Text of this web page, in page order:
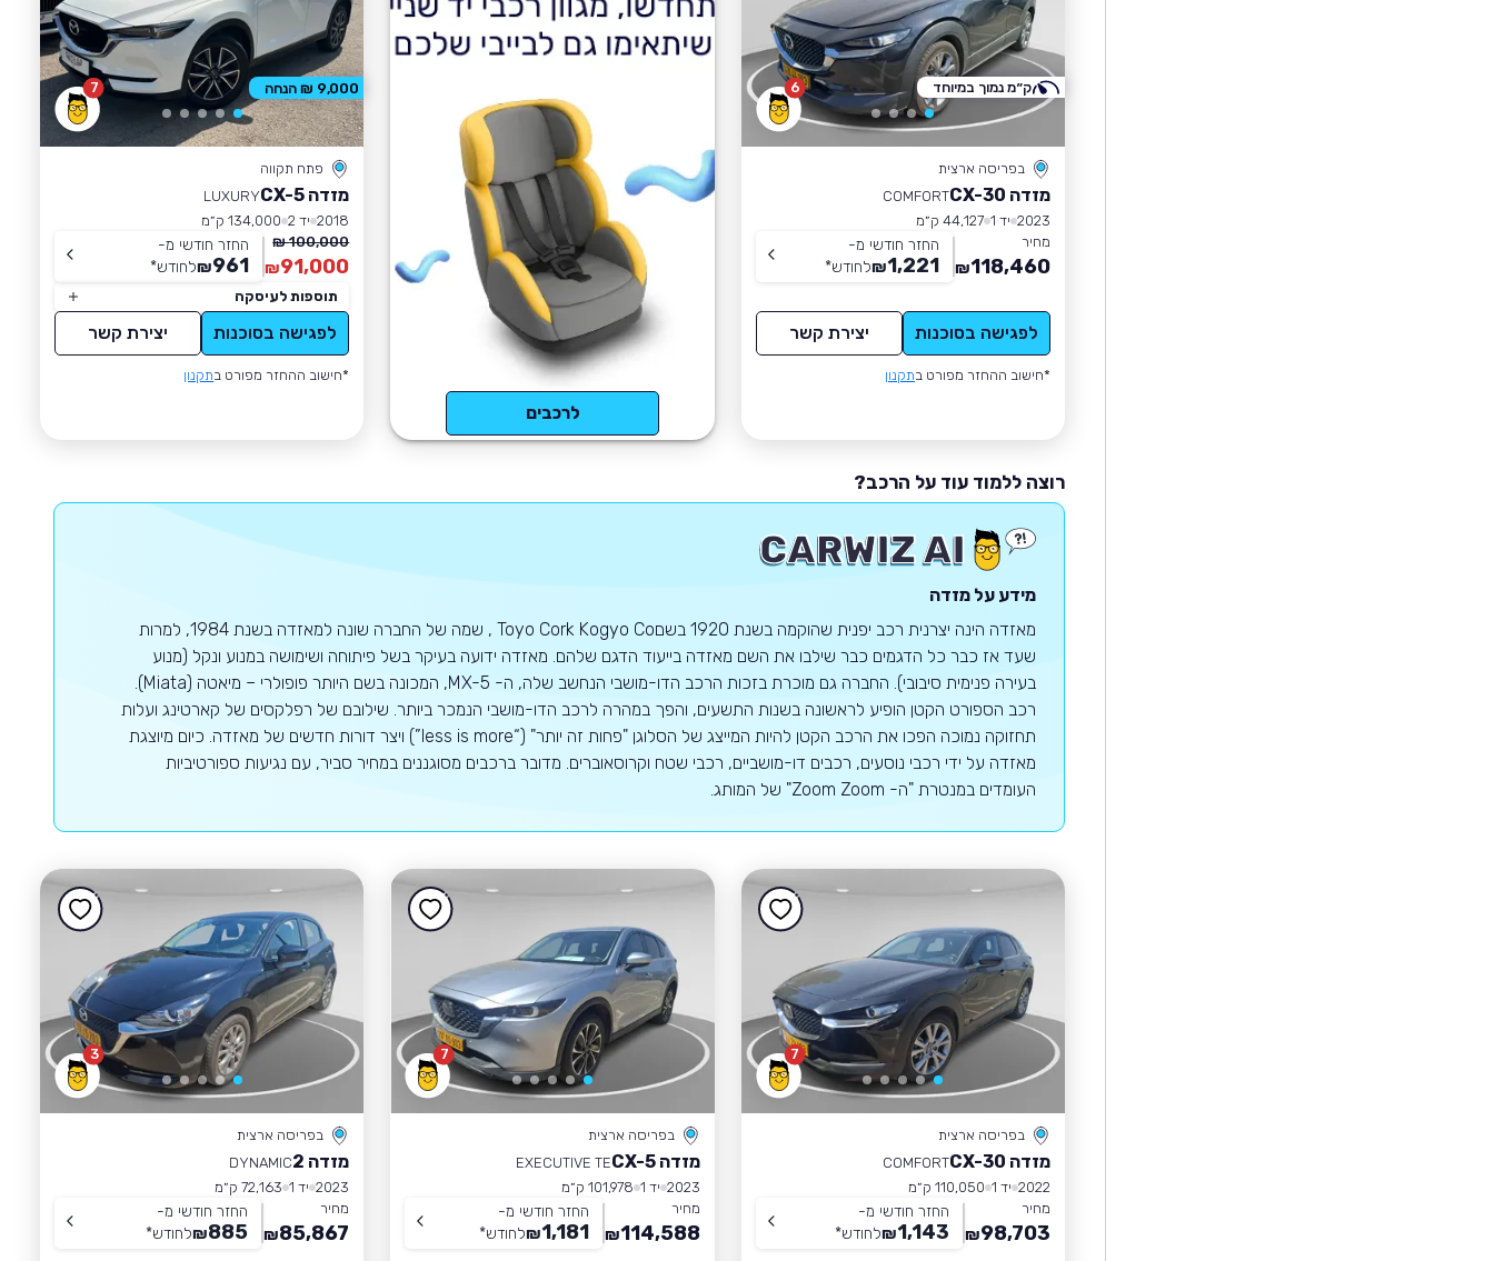
6
בפריסה ארצית
מזדה CX-30
COMFORT
2023 יד 1
44,127 ק״מ
מחיר
118,460
₪
החזר חודשי מ-
1,221
₪לחודש*
לפגישה בסוכנות יצירת קשר
*חישוב ההחזר מפורט בתקנון
ק״מ נמוך במיוחד
לרכבים
7
פתח תקווה
מזדה CX-5
LUXURY
2018 יד 2
134,000 ק״מ
100,000 ₪
91,000
₪
החזר חודשי מ-
961
₪לחודש*
תוספות לעיסקה
לפגישה בסוכנות יצירת קשר
*חישוב ההחזר מפורט בתקנון
9,000 ₪ הנחה
רוצה ללמוד עוד על הרכב?
מידע על מזדה
מאזדה הינה יצרנית רכב יפנית שהוקמה בשנת 1920 בשםToyo Cork Kogyo Co , שמה של החברה שונה למאזדה בשנת 1984, למרות
שעד אז כבר כל הדגמים כבר שילבו את השם מאזדה בייעוד הדגם שלהם. מאזדה ידועה בעיקר בשל פיתוחה ושימושה במנוע ונקל (מנוע
בעירה פנימית סיבובי). החברה גם מוכרת בזכות הרכב הדו-מושבי הנחשב שלה, ה- MX-5, המכונה בשם היותר פופולרי – מיאטה (Miata).
רכב הספורט הקטן הופיע לראשונה בשנות התשעים, והפך במהרה לרכב הדו-מושבי הנמכר ביותר. שילובם של רפלקסים של קארטינג ועלות
תחזוקה נמוכה הפכו את הרכב הקטן להיות המייצג של הסלוגן "פחות זה יותר" (“less is more”) ויצר דורות חדשים של מאזדה. כיום מיוצגת
מאזדה על ידי רכבי נוסעים, רכבים דו-מושביים, רכבי שטח וקרוסאוברים. מדובר ברכבים מסוגננים במחיר סביר, עם נגיעות ספורטיביות
העומדים במנטרת "ה- Zoom Zoom" של המותג.
7
בפריסה ארצית
מזדה CX-30
COMFORT
2022 יד 1
110,050 ק״מ
מחיר
98,703
₪
החזר חודשי מ-
1,143
₪לחודש*
7
בפריסה ארצית
מזדה CX-5
EXECUTIVE TE
2023 יד 1
101,978 ק״מ
מחיר
114,588
₪
החזר חודשי מ-
1,181
₪לחודש*
3
בפריסה ארצית
מזדה 2
DYNAMIC
2023 יד 1
72,163 ק״מ
מחיר
85,867
₪
החזר חודשי מ-
885
₪לחודש*